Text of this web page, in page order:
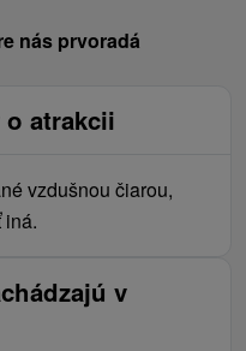
nás prvoradá
o atrakcii
vzdušnou čiarou,
iná.
v